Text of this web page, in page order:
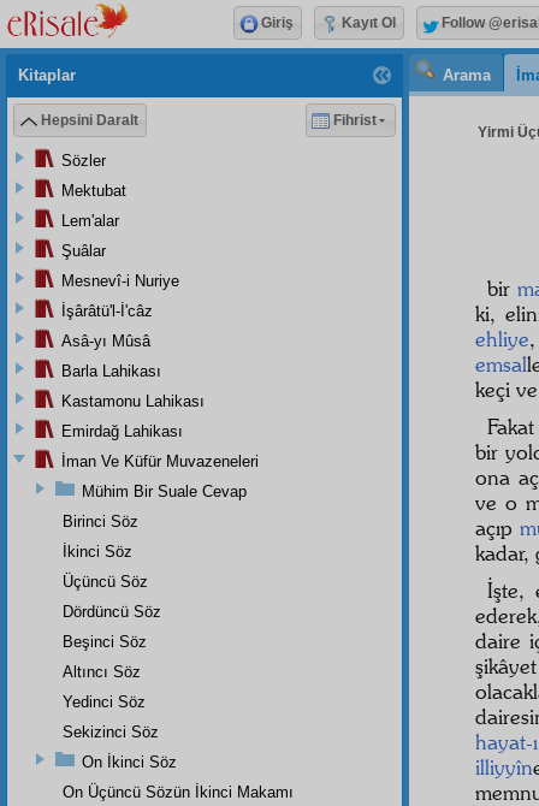
Arama
Yirmi
bir
ki,
ehliye
emsal
keçi
bir
ona
ve o
açıp
kadar,
İşte,
daire
hayat-
illiyyîn
Kitaplar
Hepsini Daralt Fihrist
Sözler
Mektubat
Lem'alar
Şuâlar
Mesnevî-i Nuriye
İşârâtü'l-İ'câz
Asâ-yı Mûsâ
Barla Lahikası
Kastamonu Lahikası
Emirdağ Lahikası
İman Ve Küfür Muvazeneleri
Mühim Bir Suale Cevap
Birinci Söz
İkinci Söz
Üçüncü Söz
Dördüncü Söz
Beşinci Söz
Altıncı Söz
Yedinci Söz
Sekizinci Söz
On İkinci Söz
On Üçüncü Sözün İkinci Makamı
Giriş Kayıt Ol Follow